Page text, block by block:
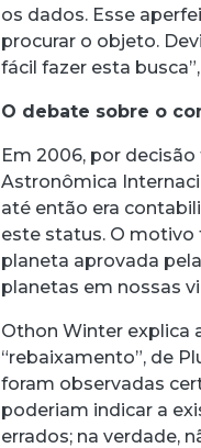
os dados. Esse
procurar o objeto.
fácil fazer esta
O debate sobre o
Em 2006, por
Astronômica
até então era
este status. O motivo
planeta aprovada
planetas em nossas
Othon Winter explica
“rebaixamento”, de
foram observadas
poderiam indicar a
errados; na verdade,